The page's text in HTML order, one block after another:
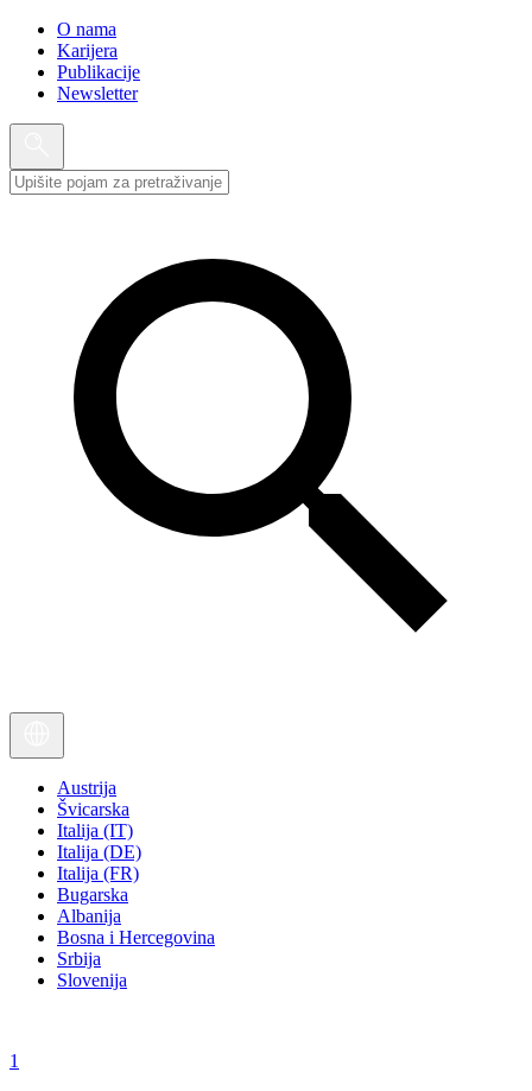
O nama
Karijera
Publikacije
Newsletter
Austrija
Švicarska
Italija (IT)
Italija (DE)
Italija (FR)
Bugarska
Albanija
Bosna i Hercegovina
Srbija
Slovenija
1